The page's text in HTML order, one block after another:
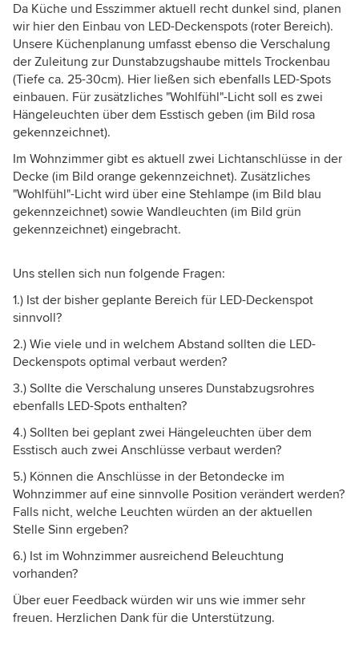
Da Küche und Esszimmer aktuell recht dunkel sind, planen
wir hier den Einbau von LED-Deckenspots (roter Bereich).
Unsere Küchenplanung umfasst ebenso die Verschalung
der Zuleitung zur Dunstabzugshaube mittels Trockenbau
(Tiefe ca. 25-30cm). Hier ließen sich ebenfalls LED-Spots
einbauen. Für zusätzliches "Wohlfühl"-Licht soll es zwei
Hängeleuchten über dem Esstisch geben (im Bild rosa
gekennzeichnet).
Im Wohnzimmer gibt es aktuell zwei Lichtanschlüsse in der
Decke (im Bild orange gekennzeichnet). Zusätzliches
"Wohlfühl"-Licht wird über eine Stehlampe (im Bild blau
gekennzeichnet) sowie Wandleuchten (im Bild grün
gekennzeichnet) eingebracht.
Uns stellen sich nun folgende Fragen:
1.) Ist der bisher geplante Bereich für LED-Deckenspot
sinnvoll?
2.) Wie viele und in welchem Abstand sollten die LED-
Deckenspots optimal verbaut werden?
3.) Sollte die Verschalung unseres Dunstabzugsrohres
ebenfalls LED-Spots enthalten?
4.) Sollten bei geplant zwei Hängeleuchten über dem
Esstisch auch zwei Anschlüsse verbaut werden?
5.) Können die Anschlüsse in der Betondecke im
Wohnzimmer auf eine sinnvolle Position verändert werden?
Falls nicht, welche Leuchten würden an der aktuellen
Stelle Sinn ergeben?
6.) Ist im Wohnzimmer ausreichend Beleuchtung
vorhanden?
Über euer Feedback würden wir uns wie immer sehr
freuen. Herzlichen Dank für die Unterstützung.